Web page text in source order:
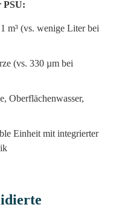
PSU:
m³ (vs. wenige Liter bei
(vs. 330 µm bei
Oberflächenwasser,
Einheit mit integrierter